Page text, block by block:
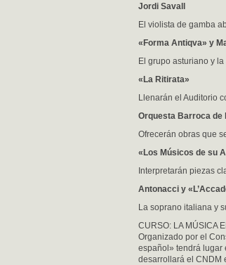
Jordi Savall
El violista de gamba
«Forma Antiqva» y
El grupo asturiano y
«La Ritirata»
Llenarán el Auditorio
Orquesta Barroca de
Ofrecerán obras que
«Los Músicos de su
Interpretarán piezas
Antonacci y
La soprano italiana y
CURSO: LA MÚSICA
Organizado por el
español» tendrá lugar
desarrollará el CNDM